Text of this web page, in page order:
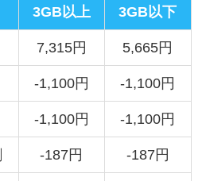
3GB以上 3GB以下
7,315円 5,665円
-1,100円 -1,100円
-1,100円 -1,100円
-187円 -187円